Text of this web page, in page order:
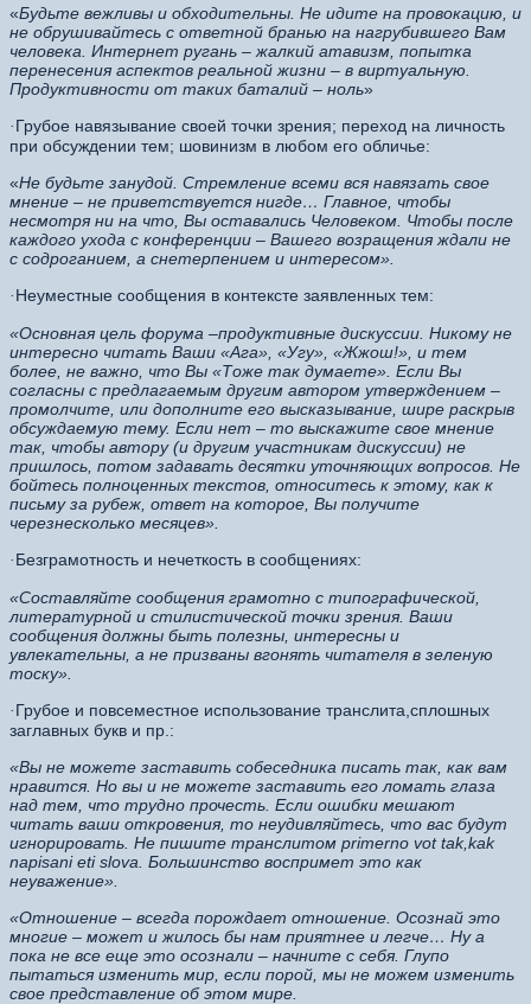
«Будьте вежливы и обходительны. Не идите на провокацию, и
не обрушивайтесь с ответной бранью на нагрубившего Вам
человека. Интернет ругань – жалкий атавизм, попытка
перенесения аспектов реальной жизни – в виртуальную.
Продуктивности от таких баталий – ноль»
· Грубое навязывание своей точки зрения; переход на личность
при обсуждении тем; шовинизм в любом его обличье:
«Не будьте занудой. Стремление всеми вся навязать свое
мнение – не приветствуется нигде… Главное, чтобы
несмотря ни на что, Вы оставались Человеком. Чтобы после
каждого ухода с конференции – Вашего возращения ждали не
с содроганием, а снетерпением и интересом».
· Неуместные сообщения в контексте заявленных тем:
«Основная цель форума –продуктивные дискуссии. Никому не
интересно читать Ваши «Ага», «Угу», «Жжош!», и тем
более, не важно, что Вы «Тоже так думаете». Если Вы
согласны с предлагаемым другим автором утверждением –
промолчите, или дополните его высказывание, шире раскрыв
обсуждаемую тему. Если нет – то выскажите свое мнение
так, чтобы автору (и другим участникам дискуссии) не
пришлось, потом задавать десятки уточняющих вопросов. Не
бойтесь полноценных текстов, относитесь к этому, как к
письму за рубеж, ответ на которое, Вы получите
черезнесколько месяцев».
· Безграмотность и нечеткость в сообщениях:
«Составляйте сообщения грамотно с типографической,
литературной и стилистической точки зрения. Ваши
сообщения должны быть полезны, интересны и
увлекательны, а не призваны вгонять читателя в зеленую
тоску».
· Грубое и повсеместное использование транслита,сплошных
заглавных букв и пр.:
«Вы не можете заставить собеседника писать так, как вам
нравится. Но вы и не можете заставить его ломать глаза
над тем, что трудно прочесть. Если ошибки мешают
читать ваши откровения, то неудивляйтесь, что вас будут
игнорировать. Не пишите транслитом primerno vot tak,kak
napisani eti slova. Большинство воспримет это как
неуважение».
«Отношение – всегда порождает отношение. Осознай это
многие – может и жилось бы нам приятнее и легче… Ну а
пока не все еще это осознали – начните с себя. Глупо
пытаться изменить мир, если порой, мы не можем изменить
свое представление об этом мире.